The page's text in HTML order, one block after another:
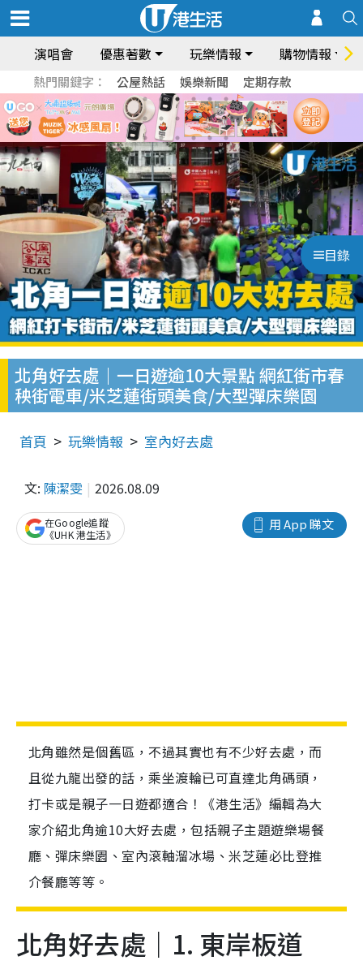
演唱會 優惠著數 玩樂情報 購物情報
熱門關鍵字： 公屋熱話 娛樂新聞 定期存款
目錄
北角好去處｜一日遊逾10大景點 網紅街市春
秧街電車/米芝蓮街頭美食/大型彈床樂園
首頁 玩樂情報 室內好去處
文: 陳潔雯 2026.08.09
用 App 睇文
在Google追蹤
《UHK 港生活》
北角雖然是個舊區，不過其實也有不少好去處，而
且從九龍出發的話，乘坐渡輪已可直達北角碼頭，
打卡或是親子一日遊都適合！《港生活》編輯為大
家介紹北角逾10大好去處，包括親子主題遊樂場餐
廳、彈床樂園、室內滾軸溜冰場、米芝蓮必比登推
介餐廳等等。
北角好去處｜1. 東岸板道